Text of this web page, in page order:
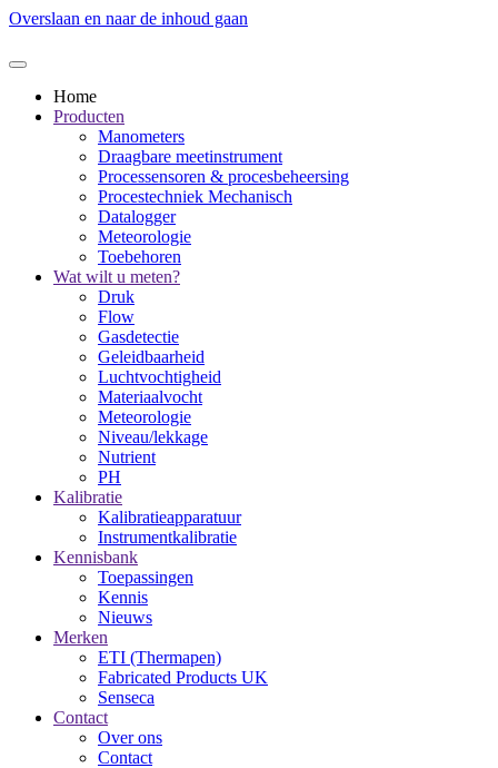
Overslaan en naar de inhoud gaan
Home
Producten
Manometers
Draagbare meetinstrument
Processensoren & procesbeheersing
Procestechniek Mechanisch
Datalogger
Meteorologie
Toebehoren
Wat wilt u meten?
Druk
Flow
Gasdetectie
Geleidbaarheid
Luchtvochtigheid
Materiaalvocht
Meteorologie
Niveau/lekkage
Nutrient
PH
Kalibratie
Kalibratieapparatuur
Instrumentkalibratie
Kennisbank
Toepassingen
Kennis
Nieuws
Merken
ETI (Thermapen)
Fabricated Products UK
Senseca
Contact
Over ons
Contact